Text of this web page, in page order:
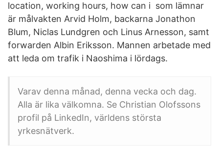
location, working hours, how can i som lämnar
är målvakten Arvid Holm, backarna Jonathon
Blum, Niclas Lundgren och Linus Arnesson, samt
forwarden Albin Eriksson. Mannen arbetade med
att leda om trafik i Naoshima i lördags.
Varav denna månad, denna vecka och dag.
Alla är lika välkomna. Se Christian Olofssons
profil på LinkedIn, världens största
yrkesnätverk.